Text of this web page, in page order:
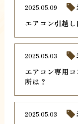
エアコン引越
2025.05.09
エアコン専用
所は？
2025.05.03
2025.05.03